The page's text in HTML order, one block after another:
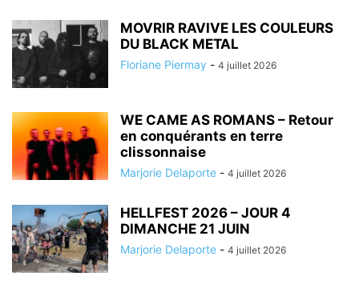
MOVRIR RAVIVE LES COULEURS
DU BLACK METAL
Floriane Piermay - 4 juillet 2026
WE CAME AS ROMANS – Retour
en conquérants en terre
clissonnaise
Marjorie Delaporte - 4 juillet 2026
HELLFEST 2026 – JOUR 4
DIMANCHE 21 JUIN
Marjorie Delaporte - 4 juillet 2026